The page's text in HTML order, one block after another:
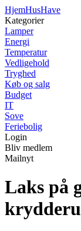
HjemHusHave
Kategorier
Lamper
Energi
Temperatur
Vedligehold
Tryghed
Køb og salg
Budget
IT
Sove
Feriebolig
Login
Bliv medlem
Mailnyt
Laks på